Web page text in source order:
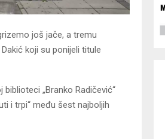
još jače, a tremu
koji su ponijeli titule
„Branko Radičević“
i trpi“ među šest najboljih